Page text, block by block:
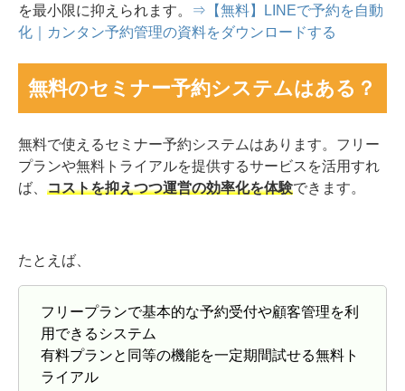
を最小限に抑えられます。
⇒【無料】LINEで予約を自動
化｜カンタン予約管理の資料をダウンロードする
無料のセミナー予約システムはある？
無料で使えるセミナー予約システムはあります。フリー
プランや無料トライアルを提供するサービスを活用すれ
ば、 コストを抑えつつ運営の効率化を体験できます。
たとえば、
フリープランで基本的な予約受付や顧客管理を利
用できるシステム
有料プランと同等の機能を一定期間試せる無料ト
ライアル